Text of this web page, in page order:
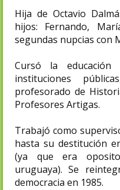
Hija de Octavio
hijos: Fernando,
segundas nupcias con
Cursó la
instituciones
profesorado de
Profesores Artigas.
Trabajó como
hasta su destitución
(ya que era
uruguaya). Se
democracia en 1985.